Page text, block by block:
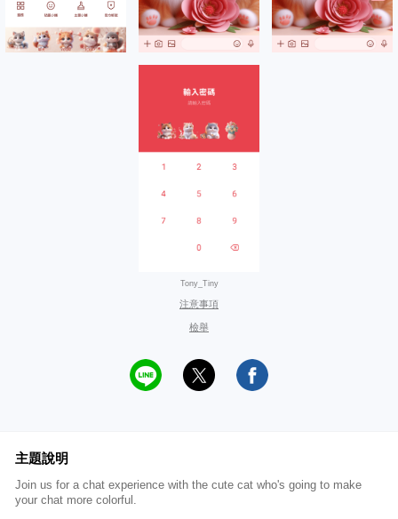
Tony_Tiny
注意事項
檢舉
主題說明
Join us for a chat experience with the cute cat who's going to make
your chat more colorful.